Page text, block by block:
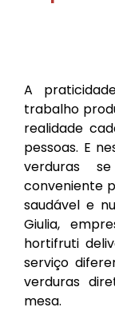
A
trabalho
realidade
pessoas. E
verduras
conveniente
saudável e
Giulia,
hortifruti
serviço
verduras
mesa.